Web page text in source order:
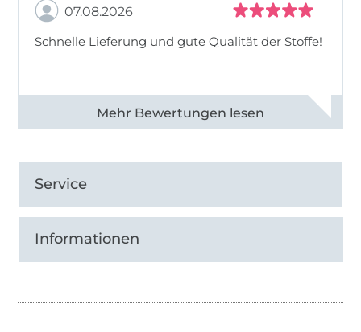
07.08.2026
Schnelle Lieferung und gute Qualität der Stoffe!
Alle 82990 Bewertungen ansehen
Service
Informationen